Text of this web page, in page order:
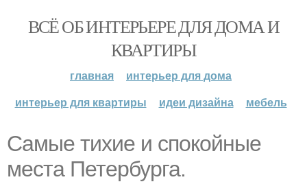
ВСЁ ОБ ИНТЕРЬЕРЕ ДЛЯ ДОМА И
КВАРТИРЫ
главная
интерьер для дома
интерьер для квартиры
идеи дизайна мебель
Самые тихие и спокойные
места Петербурга.